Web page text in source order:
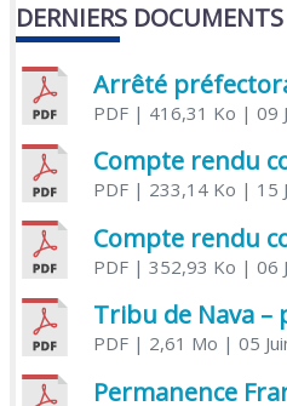
DERNIERS DOCUMENTS
PDF| 416,31 Ko | 09
PDF| 233,14 Ko | 15
PDF| 352,93 Ko | 06
PDF| 2,61 Mo | 05